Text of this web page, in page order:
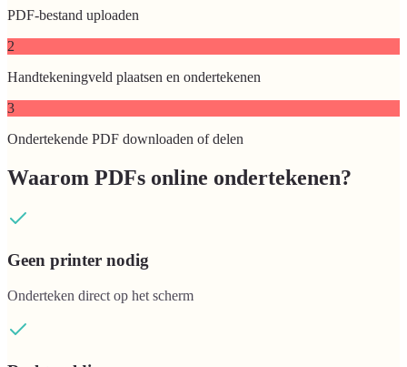
PDF-bestand uploaden
2
Handtekeningveld plaatsen en ondertekenen
3
Ondertekende PDF downloaden of delen
Waarom PDFs online ondertekenen?
Geen printer nodig
Onderteken direct op het scherm